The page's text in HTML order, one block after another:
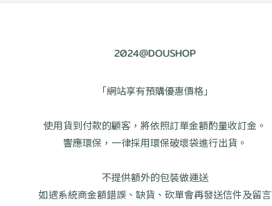
2024@DOUSHOP
「網站享有預購優惠價格」
使用貨到付款的顧客，將依照訂單金額酌量收訂金。
響應環保，一律採用環保破壞袋進行出貨。
不提供額外的包裝做運送
如遇系統商金額錯誤、缺貨、砍單會再發送信件及留言